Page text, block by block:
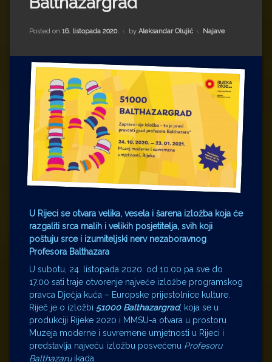
Impressum
Milenko Strižak
Drugi autori
Drugi autori
Matea Andrić
Ljiljana Lekanić-Kljaić
Željko Krznarić
Mario Lovreković
Miroslav Šantek
Posted on 16. listopada 2020. by Aleksandar Olujić Kategorije:
Najave
U Rijeci se otvara velika, vesela i šarena izložba koja će
razgaliti srca malih i velikih posjetitelja, svih koji
poštuju srce i izumiteljski nerv nezaboravnog
Profesora Balthazara
U subotu, 24. listopada 2020. od 10.00 pa sve do
17.00 sati traje otvorenje najveće izložbe programskog
pravca Dječja kuća – Europske prijestolnice kulture.
Riječ je o izložbi 51000 Balthazargrad, koja se u
produkciji Rijeke 2020 i MMSU-a otvara u prostoru
Muzeja moderne i suvremene umjetnosti u Rijeci i
predstavlja najveću izložbu posvećenu Profesoru
Balthazaruikada.